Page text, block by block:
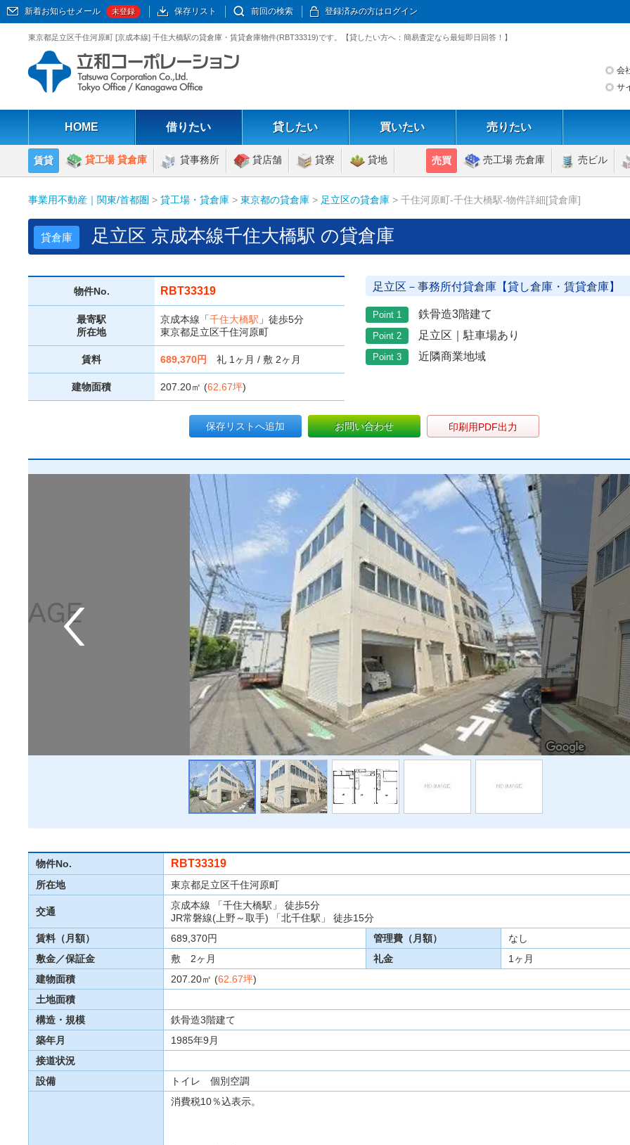
新着お知らせメール 未登録 保存リスト 前回の検索 登録済みの方はログイン
東京都足立区千住河原町 [京成本線] 千住大橋駅の貸倉庫・賃貸倉庫物件(RBT33319)です。【貸したい方へ：簡易査定なら最短即日回答！】
会
サ
HOME 借りたい 貸したい 買いたい 売りたい
賃貸 貸工場 貸倉庫 貸事務所 貸店舗 貸寮 貸地 売買 売工場 売倉庫 売ビル
事業用不動産｜関東/首都圏 > 貸工場・貸倉庫 > 東京都の貸倉庫 > 足立区の貸倉庫 > 千住河原町-千住大橋駅-物件詳細[貸倉庫]
貸倉庫 足立区 京成本線千住大橋駅 の貸倉庫
物件No. RBT33319
最寄駅
所在地
京成本線「千住大橋駅 」徒歩5分
東京都足立区千住河原町
賃料 689,370円 礼 1ヶ月 / 敷 2ヶ月
建物面積 207.20㎡ (62.67坪)
足立区－事務所付貸倉庫【貸し倉庫・賃貸倉庫】
Point 1 鉄骨造3階建て
Point 2 足立区｜駐車場あり
Point 3 近隣商業地域
保存リストへ追加 お問い合わせ 印刷用PDF出力
物件No. RBT33319
所在地 東京都足立区千住河原町
交通
京成本線 「千住大橋駅」 徒歩5分
JR常磐線(上野～取手) 「北千住駅」 徒歩15分
賃料（月額）
689,370円 管理費（月額）
なし
敷金／保証金
敷 2ヶ月 礼金
1ヶ月
建物面積
207.20㎡ (62.67坪)
土地面積
構造・規模
鉄骨造3階建て
築年月
1985年9月
接道状況
設備
トイレ 個別空調
消費税10％込表示。